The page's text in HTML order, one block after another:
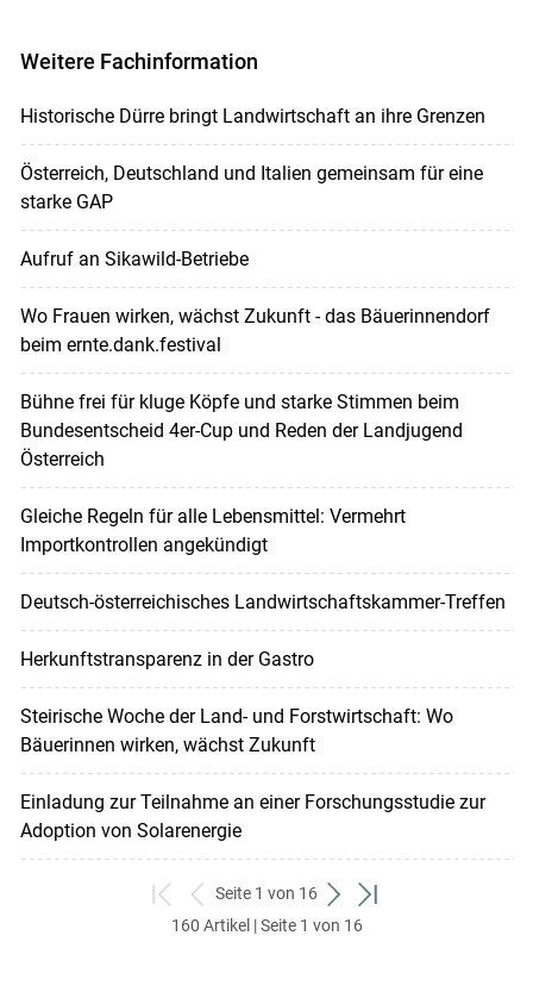
Weitere Fachinformation
Historische Dürre bringt Landwirtschaft an ihre Grenzen
Österreich, Deutschland und Italien gemeinsam für eine
starke GAP
Aufruf an Sikawild-Betriebe
Wo Frauen wirken, wächst Zukunft - das Bäuerinnendorf
beim ernte.dank.festival
Bühne frei für kluge Köpfe und starke Stimmen beim
Bundesentscheid 4er-Cup und Reden der Landjugend
Österreich
Gleiche Regeln für alle Lebensmittel: Vermehrt
Importkontrollen angekündigt
Deutsch-österreichisches Landwirtschaftskammer-Treffen
Herkunftstransparenz in der Gastro
Steirische Woche der Land- und Forstwirtschaft: Wo
Bäuerinnen wirken, wächst Zukunft
Einladung zur Teilnahme an einer Forschungsstudie zur
Adoption von Solarenergie
zum
ersten
zurück
zum
Seite 1 von 16
weiter
zum
zum
160 Artikel | Seite 1 von 16